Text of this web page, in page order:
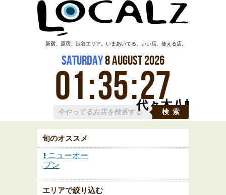
代々木八幡
新宿、原宿、渋谷エリア。いまあいてる、いい店、使える店。
Saturday8August2026
01:35:28
検索
旬のオススメ
ニューオー
プン
エリアで絞り込む